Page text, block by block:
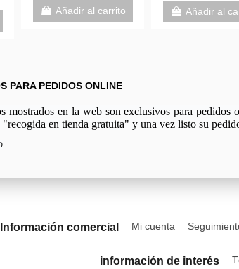
8,95 € Añadir al carrito
PARA PEDIDOS ONLINE
mostrados en la web son exclusivos para pedidos
en tienda gratuita" y una vez listo su
Información comercial Mi cuenta
información de interés